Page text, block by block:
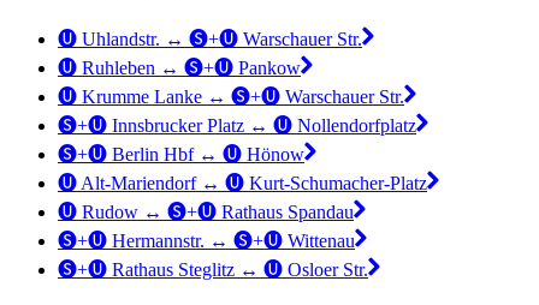
🅤 Uhlandstr. ↔︎ 🅢+🅤 Warschauer Str.
🅤 Ruhleben ↔︎ 🅢+🅤 Pankow
🅤 Krumme Lanke ↔︎ 🅢+🅤 Warschauer Str.
🅢+🅤 Innsbrucker Platz ↔︎ 🅤 Nollendorfplatz
🅢+🅤 Berlin Hbf ↔︎ 🅤 Hönow
🅤 Alt-Mariendorf ↔︎ 🅤 Kurt-Schumacher-Platz
🅤 Rudow ↔︎ 🅢+🅤 Rathaus Spandau
🅢+🅤 Hermannstr. ↔︎ 🅢+🅤 Wittenau
🅢+🅤 Rathaus Steglitz ↔︎ 🅤 Osloer Str.